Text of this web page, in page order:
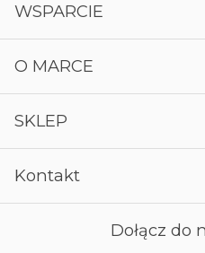
WSPARCIE
O MARCE
SKLEP
Kontakt
Dołącz do